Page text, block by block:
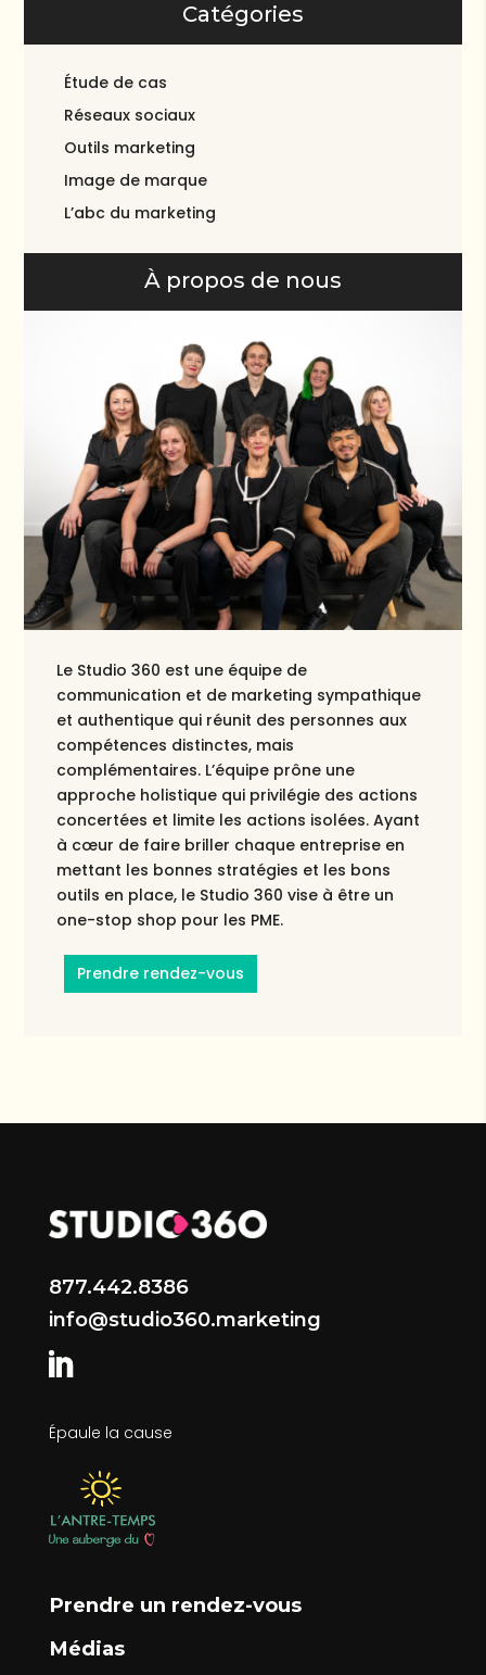
Catégories
Étude de cas
Réseaux sociaux
Outils marketing
Image de marque
L’abc du marketing
À propos de nous
Le Studio 360 est une équipe de
communication et de marketing sympathique
et authentique qui réunit des personnes aux
compétences distinctes, mais
complémentaires. L’équipe prône une
approche holistique qui privilégie des actions
concertées et limite les actions isolées. Ayant
à cœur de faire briller chaque entreprise en
mettant les bonnes stratégies et les bons
outils en place, le Studio 360 vise à être un
one-stop shop pour les PME.
Prendre rendez-vous
877.442.8386
info@studio360.marketing
Épaule la cause
Prendre un rendez-vous
Médias